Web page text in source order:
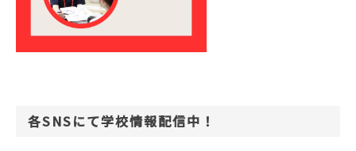
各SNSにて学校情報配信中！